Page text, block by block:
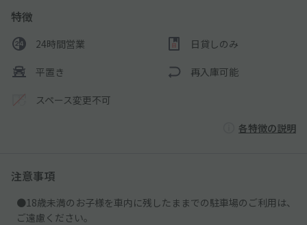
特徴
24時間営業 日貸しのみ
平置き 再入庫可能
スペース変更不可
各特徴の説明
注意事項
●18歳未満のお子様を車内に残したままでの駐車場のご利用は、
ご遠慮ください。